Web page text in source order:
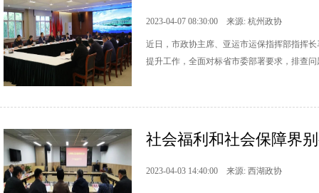
2023-04-07 08:30:00 来源: 杭州政协
近日，市政协主席、亚运市运保指挥部指挥
提升工作，全面对标省市委部署要求，排查
社会福利和社会保障界
2023-04-03 14:40:00 来源: 西湖政协